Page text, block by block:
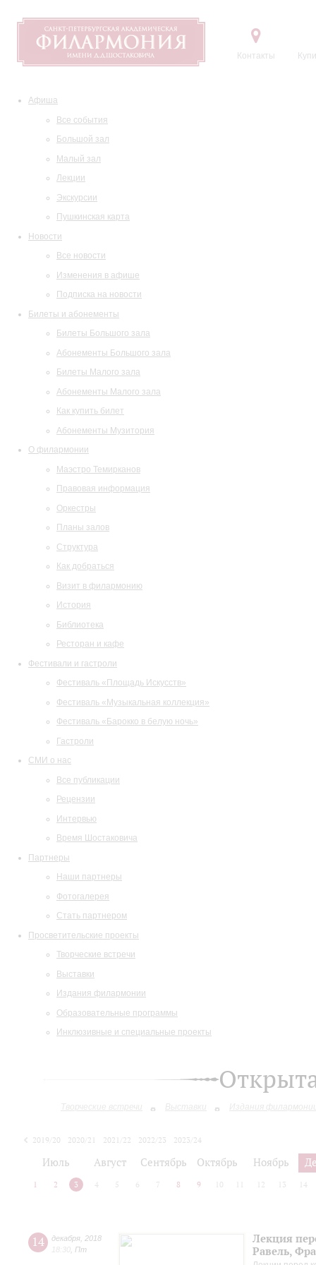
Контакты
Афиша
Все события
Большой зал
Малый зал
Лекции
Экскурсии
Пушкинская карта
Новости
Все новости
Изменения в афише
Подписка на новости
Билеты и абонементы
Билеты Большого зала
Абонементы Большого зала
Билеты Малого зала
Абонементы Малого зала
Как купить билет
Абонементы Музитория
О филармонии
Маэстро Темирканов
Правовая информация
Оркестры
Планы залов
Структура
Как добраться
Визит в филармонию
История
Библиотека
Ресторан и кафе
Фестивали и гастроли
Фестиваль «Площадь Искусств»
Фестиваль «Музыкальная коллекция»
Фестиваль «Барокко в белую ночь»
Гастроли
СМИ о нас
Все публикации
Рецензии
Интервью
Время Шостаковича
Партнеры
Наши партнеры
Фотогалерея
Стать партнером
Просветительские проекты
Творческие встречи
Выставки
Издания филармонии
Образовательные программы
Инклюзивные и специальные проекты
Творческие встречи Выставки Издания
2019/20 2020/21 2021/22 2022/23
2023/24
Июль Август Сентябрь Октябрь Ноябрь
1 2 3 4 5 6 7 8 9 10 12 13 14
14 декабря 2018
18:30 Пт
Лекция
Равель,